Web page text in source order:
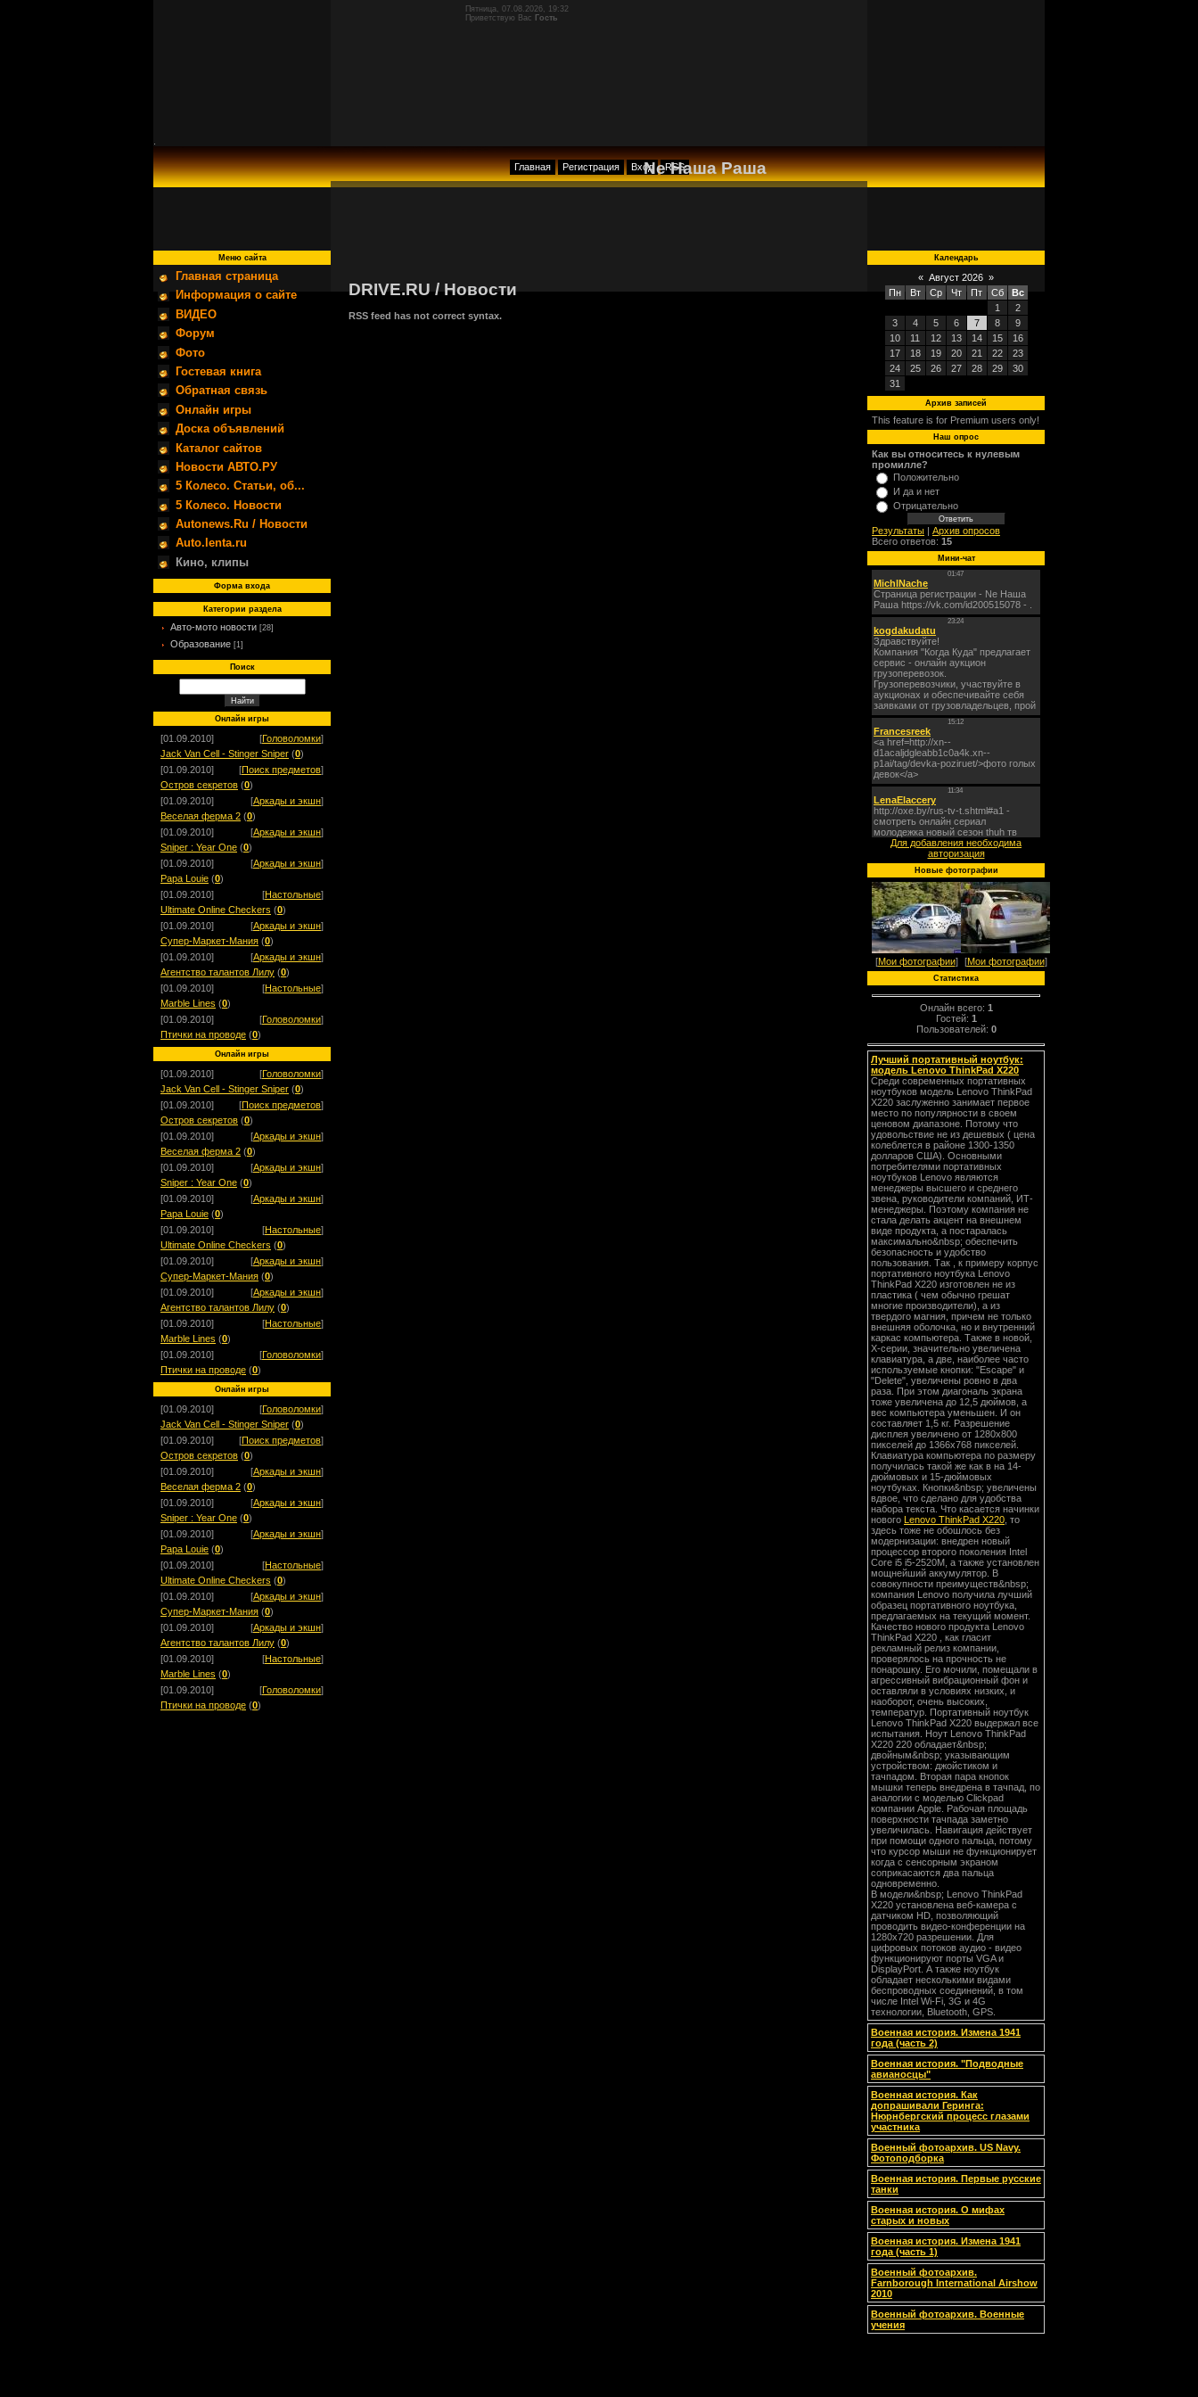
Пятница, 07.08.2026, 19:32
Приветствую Вас Гость
Ne Наша Раша
Главная Регистрация Вход RSS
Меню сайта
Главная страница
Информация о сайте
ВИДЕО
Форум
Фото
Гостевая книга
Обратная связь
Онлайн игры
Доска объявлений
Каталог сайтов
Новости АВТО.РУ
5 Колесо. Статьи, об...
5 Колесо. Новости
Autonews.Ru / Новости
Auto.lenta.ru
Кино, клипы
Форма входа
Категории раздела
Авто-мото новости [28]
Образование [1]
Поиск
Онлайн игры
[01.09.2010] [Головоломки]
Jack Van Cell - Stinger Sniper (0)
[01.09.2010]
[Поиск предметов]
Остров секретов (0)
[01.09.2010]
[Аркады и экшн]
Веселая ферма 2 (0)
[01.09.2010]
[Аркады и экшн]
Sniper : Year One (0)
[01.09.2010]
[Аркады и экшн]
Papa Louie (0)
[01.09.2010]
[Настольные]
Ultimate Online Checkers (0)
[01.09.2010]
[Аркады и экшн]
Супер-Маркет-Мания (0)
[01.09.2010]
[Аркады и экшн]
Агентство талантов Лилу (0)
[01.09.2010]
[Настольные]
Marble Lines (0)
[01.09.2010]
[Головоломки]
Птички на проводе (0)
Онлайн игры
[01.09.2010] [Головоломки]
Jack Van Cell - Stinger Sniper (0)
[01.09.2010]
[Поиск предметов]
Остров секретов (0)
[01.09.2010]
[Аркады и экшн]
Веселая ферма 2 (0)
[01.09.2010]
[Аркады и экшн]
Sniper : Year One (0)
[01.09.2010]
[Аркады и экшн]
Papa Louie (0)
[01.09.2010]
[Настольные]
Ultimate Online Checkers (0)
[01.09.2010]
[Аркады и экшн]
Супер-Маркет-Мания (0)
[01.09.2010]
[Аркады и экшн]
Агентство талантов Лилу (0)
[01.09.2010]
[Настольные]
Marble Lines (0)
[01.09.2010]
[Головоломки]
Птички на проводе (0)
Онлайн игры
[01.09.2010] [Головоломки]
Jack Van Cell - Stinger Sniper (0)
[01.09.2010]
[Поиск предметов]
Остров секретов (0)
[01.09.2010]
[Аркады и экшн]
Веселая ферма 2 (0)
[01.09.2010]
[Аркады и экшн]
Sniper : Year One (0)
[01.09.2010]
[Аркады и экшн]
Papa Louie (0)
[01.09.2010]
[Настольные]
Ultimate Online Checkers (0)
[01.09.2010]
[Аркады и экшн]
Супер-Маркет-Мания (0)
[01.09.2010]
[Аркады и экшн]
Агентство талантов Лилу (0)
[01.09.2010]
[Настольные]
Marble Lines (0)
[01.09.2010]
[Головоломки]
Птички на проводе (0)
DRIVE.RU / Новости
RSS feed has not correct syntax.
Календарь
« Август 2026 »
Пн
Вт Ср Чт Пт Сб
Вс
1
2
3
4 5 6 7 8
9
10
11 12 13 14 15
16
17
18 19 20 21 22
23
24
25 26 27 28 29
30
31
Архив записей
This feature is for Premium users only!
Наш опрос
Как вы относитесь к нулевым
промилле?
Положительно
И да и нет
Отрицательно
Результаты | Архив опросов
Всего ответов: 15
Мини-чат
Для добавления необходима
авторизация
Новые фотографии
[Мои фотографии] [Мои фотографии]
Статистика
Онлайн всего: 1
Гостей: 1
Пользователей: 0
Лучший портативный ноутбук:
модель Lenovo ThinkPad X220
Среди современных портативных
ноутбуков модель Lenovo ThinkPad
X220 заслуженно занимает первое
место по популярности в своем
ценовом диапазоне. Потому что
удовольствие не из дешевых ( цена
колеблется в районе 1300-1350
долларов США). Основными
потребителями портативных
ноутбуков Lenovo являются
менеджеры высшего и среднего
звена, руководители компаний, ИТ-
менеджеры. Поэтому компания не
стала делать акцент на внешнем
виде продукта, а постаралась
максимально&nbsp; обеспечить
безопасность и удобство
пользования. Так , к примеру корпус
портативного ноутбука Lenovo
ThinkPad X220 изготовлен не из
пластика ( чем обычно грешат
многие производители), а из
твердого магния, причем не только
внешняя оболочка, но и внутренний
каркас компьютера. Также в новой,
Х-серии, значительно увеличена
клавиатура, а две, наиболее часто
используемые кнопки: "Escape" и
"Delete", увеличены ровно в два
раза. При этом диагональ экрана
тоже увеличена до 12,5 дюймов, а
вес компьютера уменьшен. И он
составляет 1,5 кг. Разрешение
дисплея увеличено от 1280x800
пикселей до 1366x768 пикселей.
Клавиатура компьютера по размеру
получилась такой же как в на 14-
дюймовых и 15-дюймовых
ноутбуках. Кнопки&nbsp; увеличены
вдвое, что сделано для удобства
набора текста. Что касается начинки
нового
Lenovo ThinkPad X220 , то
здесь тоже не обошлось без
модернизации: внедрен новый
процессор второго поколения Intel
Core i5 i5-2520M, а также установлен
мощнейший аккумулятор. В
совокупности преимуществ&nbsp;
компания Lenovo получила лучший
образец портативного ноутбука,
предлагаемых на текущий момент.
Качество нового продукта Lenovo
ThinkPad X220 , как гласит
рекламный релиз компании,
проверялось на прочность не
понарошку. Его мочили, помещали в
агрессивный вибрационный фон и
оставляли в условиях низких, и
наоборот, очень высоких,
температур. Портативный ноутбук
Lenovo ThinkPad X220 выдержал все
испытания. Ноут Lenovo ThinkPad
X220 220 обладает&nbsp;
двойным&nbsp; указывающим
устройством: джойстиком и
тачпадом. Вторая пара кнопок
мышки теперь внедрена в тачпад, по
аналогии с моделью Clickpad
компании Apple. Рабочая площадь
поверхности тачпада заметно
увеличилась. Навигация действует
при помощи одного пальца, потому
что курсор мыши не функционирует
когда с сенсорным экраном
соприкасаются два пальца
одновременно.
В модели&nbsp; Lenovo ThinkPad
X220 установлена веб-камера с
датчиком HD, позволяющий
проводить видео-конференции на
1280x720 разрешении. Для
цифровых потоков аудио - видео
функционируют порты VGA и
DisplayPort. А также ноутбук
обладает несколькими видами
беспроводных соединений, в том
числе Intel Wi-Fi, 3G и 4G
технологии, Bluetooth, GPS.
Военная история. Измена 1941
года (часть 2)
Военная история. "Подводные
авианосцы"
Военная история. Как
допрашивали Геринга:
Нюрнбергский процесс глазами
участника
Военный фотоархив. US Navy.
Фотоподборка
Военная история. Первые русские
танки
Военная история. О мифах
старых и новых
Военная история. Измена 1941
года (часть 1)
Военный фотоархив.
Farnborough International Airshow
2010
Военный фотоархив. Военные
учения